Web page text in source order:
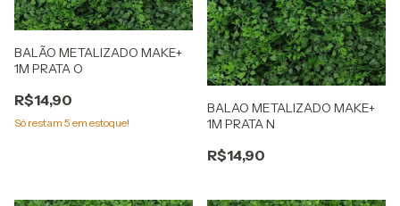
BALÃO METALIZADO MAKE+
1M PRATA O
R$14,90
Só restam 5 em estoque!
BALAO METALIZADO MAKE+
1M PRATA N
R$14,90